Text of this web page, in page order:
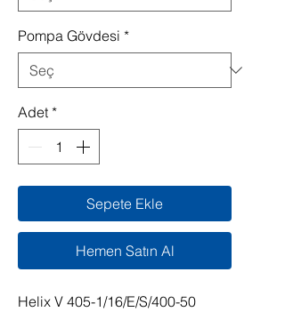
Pompa Gövdesi *
Adet *
Sepete Ekle
Hemen Satın Al
Helix V 405-1/16/E/S/400-50